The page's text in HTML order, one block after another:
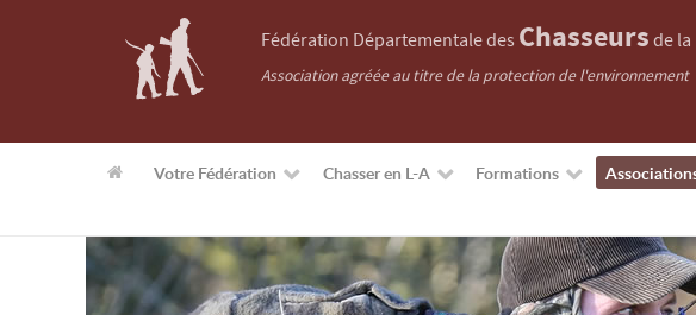
Fédération Départementale des Chasseurs de la
Association agréée au titre de la protection de l'environnement
Votre Fédération Chasser en L-A Formations